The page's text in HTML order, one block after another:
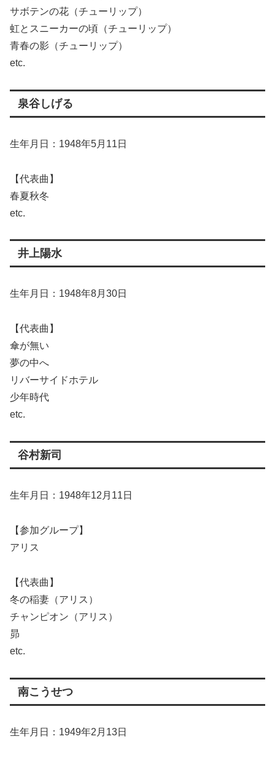
サボテンの花（チューリップ）
虹とスニーカーの頃（チューリップ）
青春の影（チューリップ）
etc.
泉谷しげる
生年月日：1948年5月11日
【代表曲】
春夏秋冬
etc.
井上陽水
生年月日：1948年8月30日
【代表曲】
傘が無い
夢の中へ
リバーサイドホテル
少年時代
etc.
谷村新司
生年月日：1948年12月11日
【参加グループ】
アリス
【代表曲】
冬の稲妻（アリス）
チャンピオン（アリス）
昴
etc.
南こうせつ
生年月日：1949年2月13日